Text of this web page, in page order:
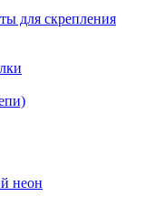
для скрепления
неон